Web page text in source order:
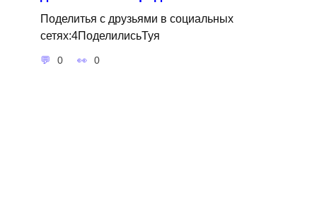
Поделитья с друзьями в социальных
сетях:4ПоделилисьТуя
0 0